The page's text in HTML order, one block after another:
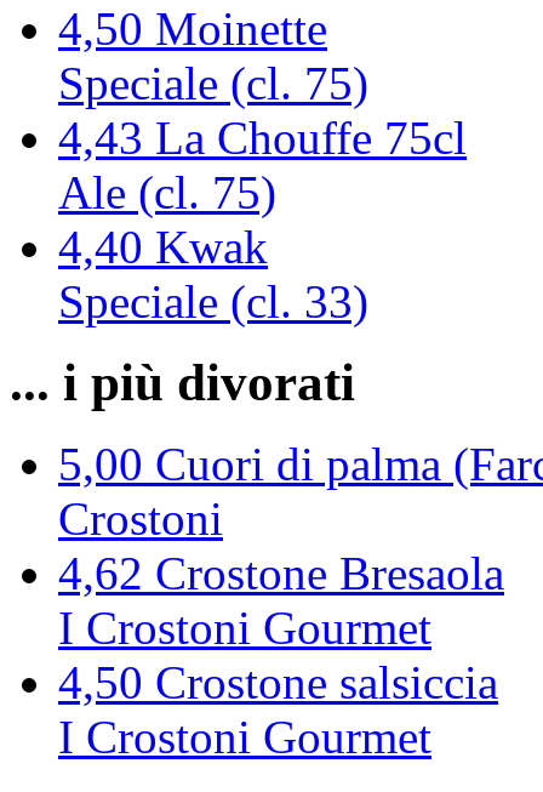
4,50 Moinette
Speciale (cl. 75)
4,43 La Chouffe 75cl
Ale (cl. 75)
4,40 Kwak
Speciale (cl. 33)
... i più divorati
5,00 Cuori di palma
Crostoni
4,62 Crostone Bresaola
I Crostoni Gourmet
4,50 Crostone salsiccia
I Crostoni Gourmet